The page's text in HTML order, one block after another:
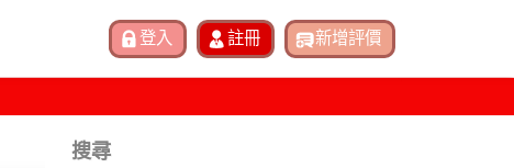
搜尋